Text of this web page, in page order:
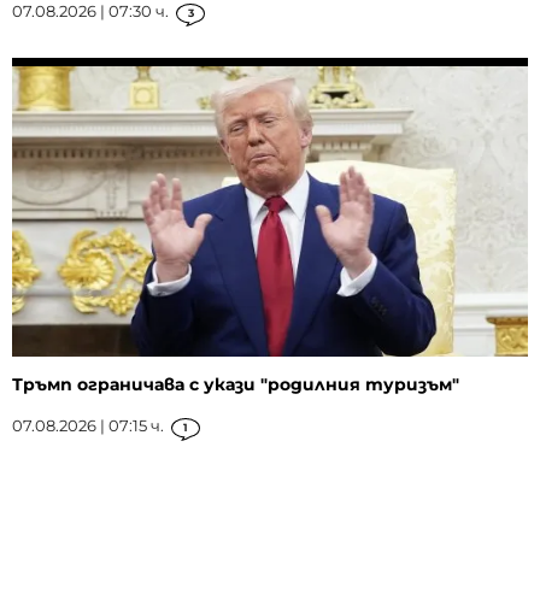
07.08.2026 | 07:30 ч. 3
Тръмп ограничава с укази "родилния туризъм"
07.08.2026 | 07:15 ч. 1